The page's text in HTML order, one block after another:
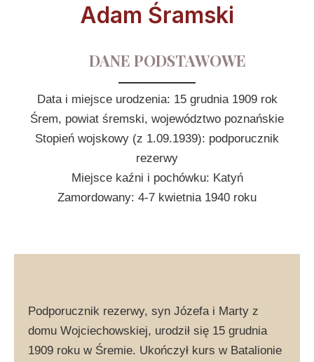
Adam Śramski
DANE PODSTAWOWE
Data i miejsce urodzenia: 15 grudnia 1909 rok
Śrem, powiat śremski, województwo poznańskie
Stopień wojskowy (z 1.09.1939): podporucznik
rezerwy
Miejsce kaźni i pochówku: Katyń
Zamordowany: 4-7 kwietnia 1940 roku
Podporucznik rezerwy, syn Józefa i Marty z
domu Wojciechowskiej, urodził się 15 grudnia
1909 roku w Śremie. Ukończył kurs w Batalionie